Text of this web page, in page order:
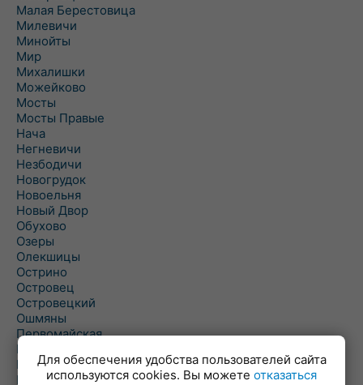
Малая Берестовица
Милевичи
Минойты
Мир
Михалишки
Можейково
Мосты
Мосты Правые
Нача
Негневичи
Незбодичи
Новогрудок
Новоельня
Новый Двор
Обухово
Озеры
Олекшицы
Острино
Островец
Островецкий
Ошмяны
Первомайская
Первомайский
Пески
Петревичи
Для обеспечения удобства пользователей сайта
используются cookies. Вы можете отказаться